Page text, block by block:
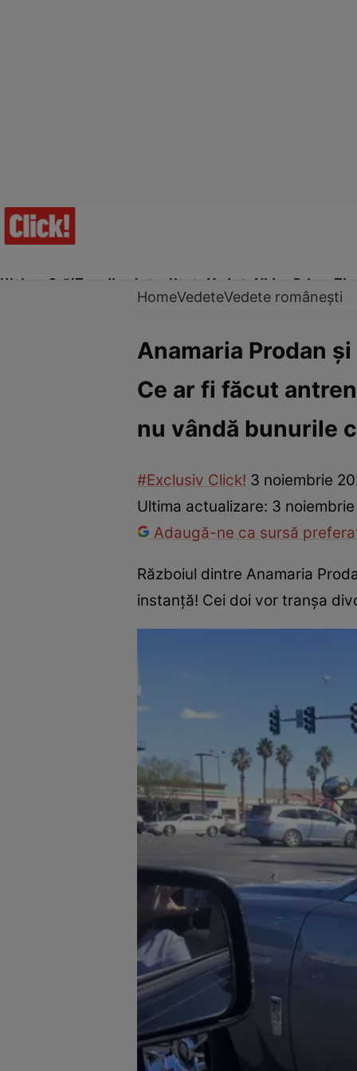
Ultima Oră!Trending Actualitate Vedete Video Prime
Vedete internaționaleVedete româneștiInterviurile
HomeVedeteVedete românești
Anamaria Prodan
Ce ar fi făcut
nu vândă bunurile
#Exclusiv Click! 3 noiembrie
Ultima actualizare: 3
Adaugă-ne ca sursă
Războiul dintre Anamaria
instanță! Cei doi vor tranșa